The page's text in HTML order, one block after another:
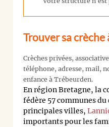
Trouver sa crèche
Crèches privées,
téléphone, adresse, mail,
enfance à Trébeurden.
En région Bretagne, la
fédère 57 communes
principales villes,
importants pour les